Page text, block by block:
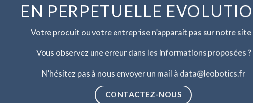
EN PERPETUELLE
Votre produit ou votre entreprise n’apparait pas sur notre site
Vous observez une erreur dans les informations proposées ?
N’hésitez pas à nous envoyer un mail à data@leobotics.fr
CONTACTEZ-NOUS